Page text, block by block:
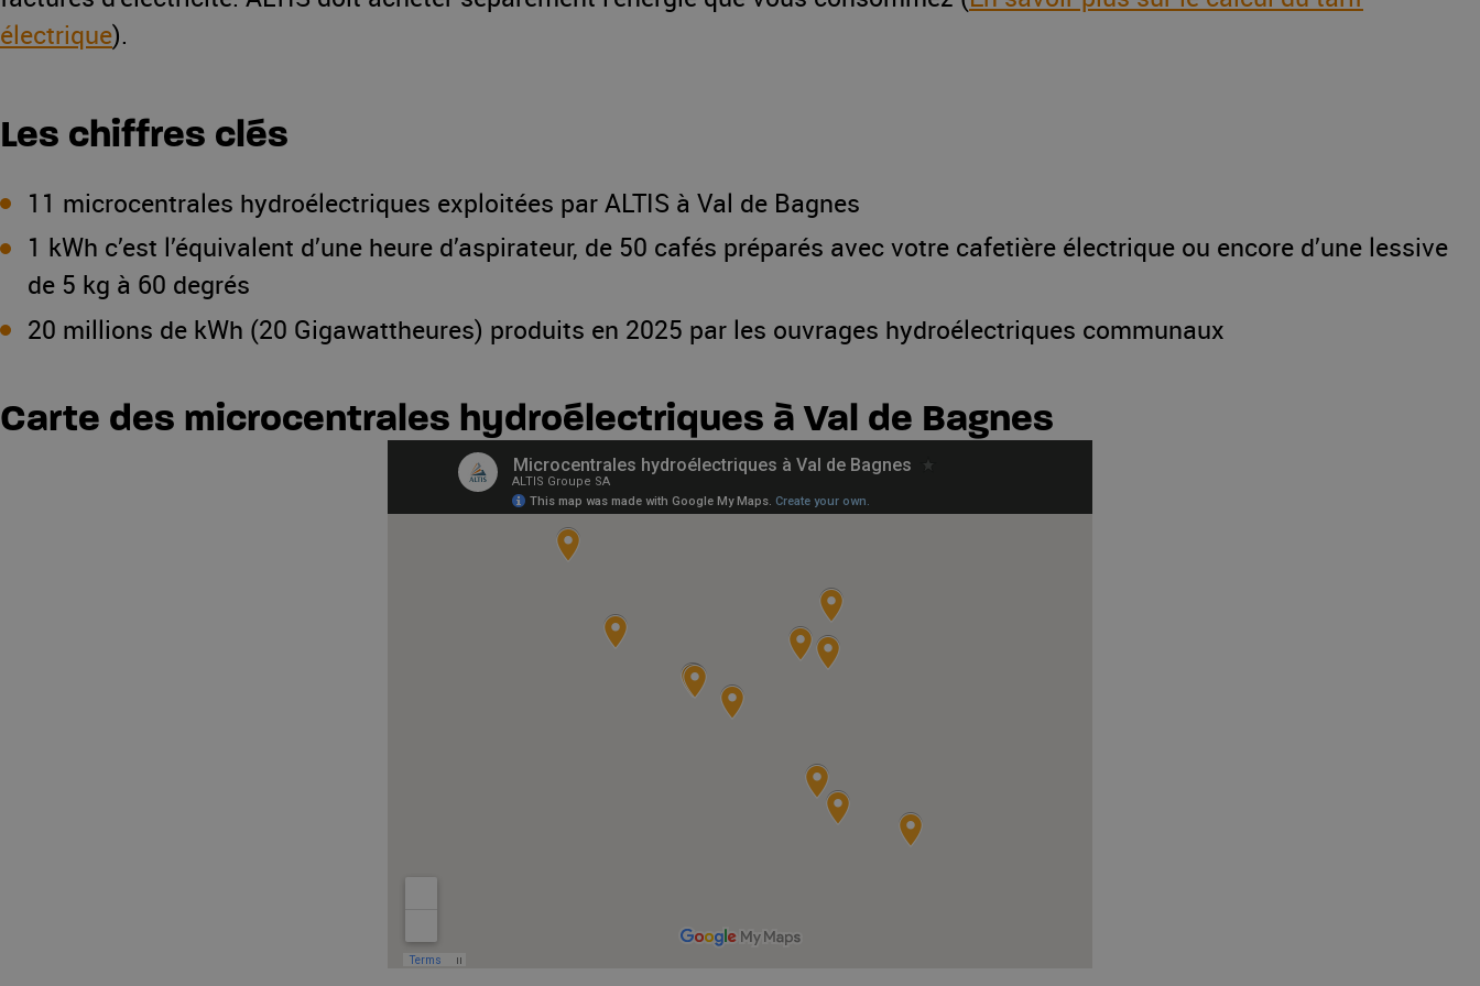
électrique).
Les chiffres clés
11 microcentrales hydroélectriques exploitées par ALTIS à Val de Bagnes
1 kWh c’est l’équivalent d’une heure d’aspirateur, de 50 cafés préparés avec votre cafetière électrique ou encore d’une lessive
de 5 kg à 60 degrés
20 millions de kWh (20 Gigawattheures) produits en 2025 par les ouvrages hydroélectriques communaux
Carte des microcentrales hydroélectriques à Val de Bagnes